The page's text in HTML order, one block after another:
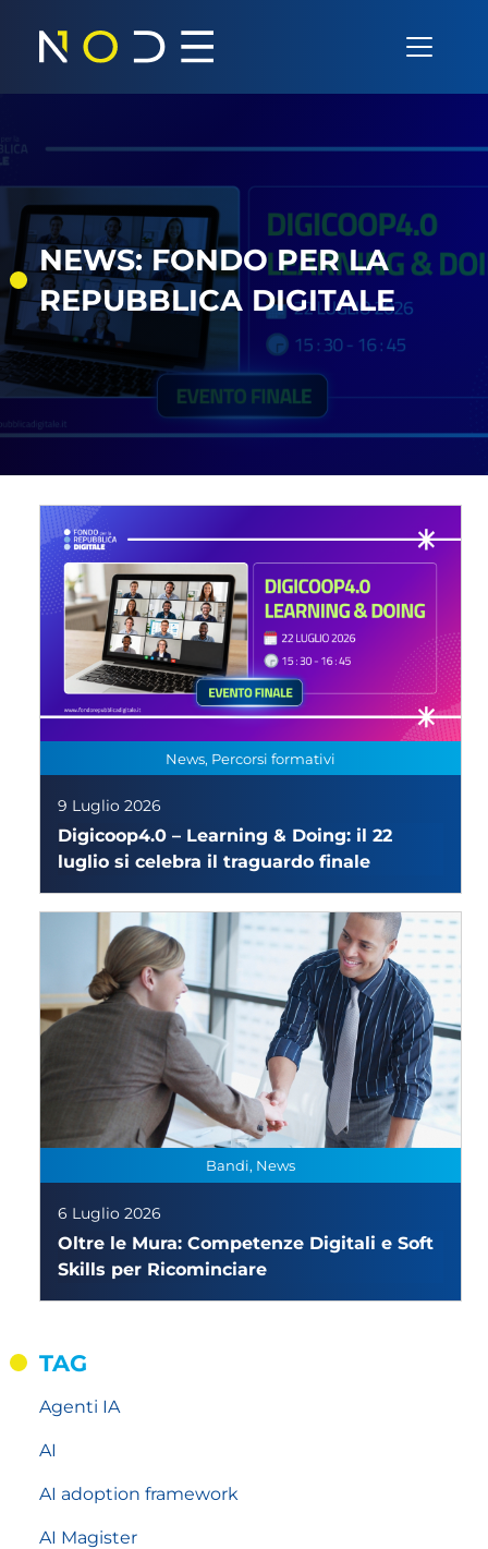
Navigazione principale
NEWS: FONDO PER LA
REPUBBLICA DIGITALE
TAG
Agenti IA
AI
AI adoption framework
AI Magister
News, Percorsi formativi
9 Luglio 2026
Digicoop4.0 – Learning & Doing: il 22
luglio si celebra il traguardo finale
Bandi, News
6 Luglio 2026
Oltre le Mura: Competenze Digitali e Soft
Skills per Ricominciare